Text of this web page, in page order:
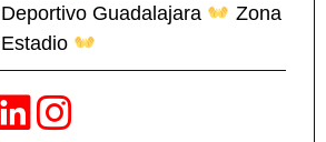
Deportivo Guadalajara
Zona
Estadio